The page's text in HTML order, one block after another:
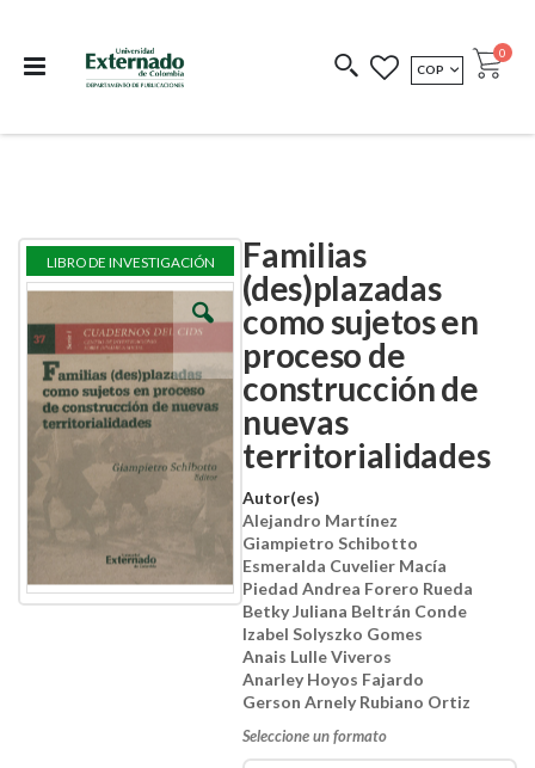
COEDICIONES REDIMIR CÓDIGO
MONEDA
COP Cart
0
Familias
(des)plazadas
como sujetos en
proceso de
construcción de
nuevas
territorialidades
Autor(es)
Alejandro Martínez
Giampietro Schibotto
Esmeralda Cuvelier Macía
Piedad Andrea Forero Rueda
Betky Juliana Beltrán Conde
Izabel Solyszko Gomes
Anais Lulle Viveros
Anarley Hoyos Fajardo
Gerson Arnely Rubiano Ortiz
Seleccione un formato
Skip
the
the
images
gallery
Skip
the
the
images
gallery
LIBRO DE INVESTIGACIÓN